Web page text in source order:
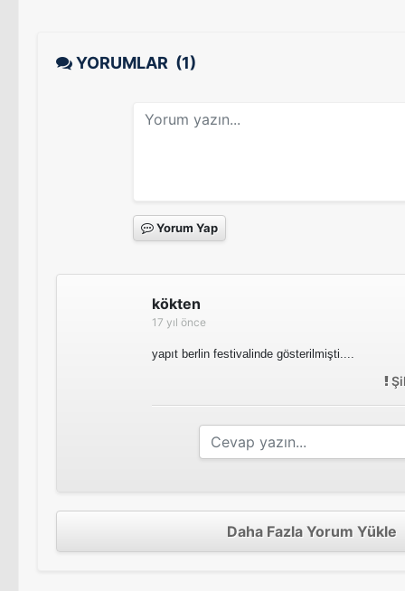
YORUMLAR (1)
Yorum Yap
kökten
17 yıl önce
yapıt berlin festivalinde gösterilmişti....
Daha Fazla Yorum Yükle